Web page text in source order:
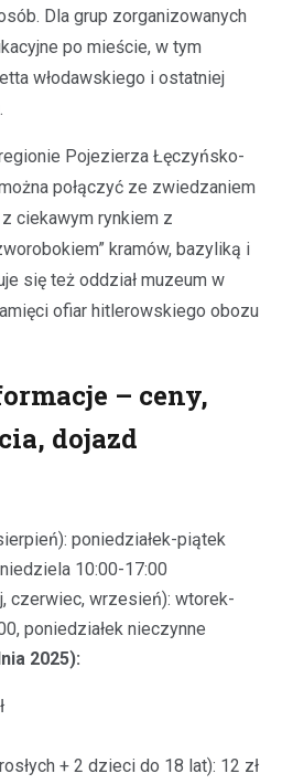
Dla grup zorganizowanych
po mieście, w tym
włodawskiego i ostatniej
Pojezierza Łęczyńsko-
połączyć ze zwiedzaniem
ciekawym rynkiem z
kramów, bazyliką i
się też oddział muzeum w
ofiar hitlerowskiego obozu
– ceny,
dojazd
poniedziałek-piątek
10:00-17:00
czerwiec, wrzesień): wtorek-
poniedziałek nieczynne
2025):
+ 2 dzieci do 18 lat): 12 zł